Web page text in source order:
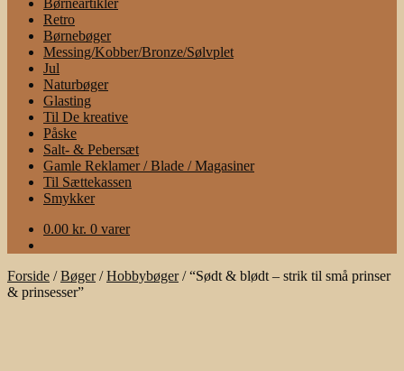
Børneartikler
Retro
Børnebøger
Messing/Kobber/Bronze/Sølvplet
Jul
Naturbøger
Glasting
Til De kreative
Påske
Salt- & Pebersæt
Gamle Reklamer / Blade / Magasiner
Til Sættekassen
Smykker
0.00 kr. 0 varer
Forside /Bøger/Hobbybøger/“Sødt & blødt – strik til små prinser
& prinsesser”